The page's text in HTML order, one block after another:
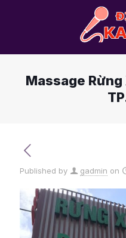
Massage
Published by gadmin on